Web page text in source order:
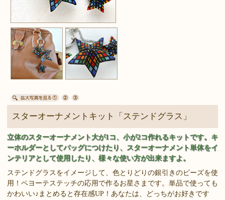
スターオーナメントキット「ステンドグラス」
立体のスターオーナメント大が1コ、小が2コ作れるキットです。キ
ーホルダーとしてバッグにつけたり、スターオーナメント単体をイ
ンテリアとして使用したり、様々な使い方が出来ますよ。
ステンドグラスをイメージして、色とりどりの銀引きのビーズを使
用！ペヨーテステッチの応用で作るお星さまです。単品で使っても
かわいい♪まとめると存在感UP！あなたは、どっちがお好きです